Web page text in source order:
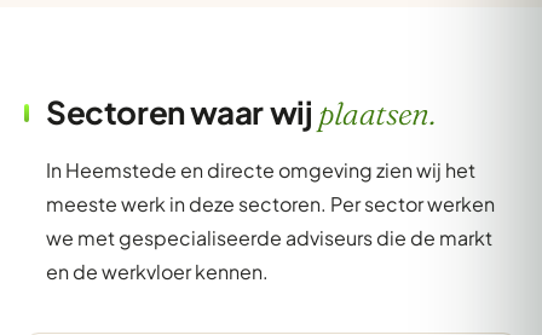
Sectoren waar wij plaatsen.
In Heemstede en directe omgeving zien wij het
meeste werk in deze sectoren. Per sector werken
we met gespecialiseerde adviseurs die de markt
en de werkvloer kennen.